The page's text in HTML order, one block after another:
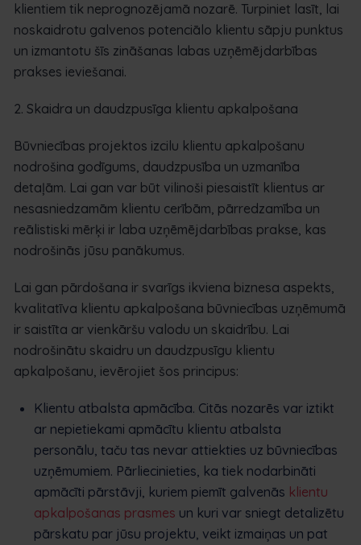
klientiem tik neprognozējamā nozarē. Turpiniet lasīt, lai
noskaidrotu galvenos potenciālo klientu sāpju punktus
un izmantotu šīs zināšanas labas uzņēmējdarbības
prakses ieviešanai.
2. Skaidra un daudzpusīga klientu apkalpošana
Būvniecības projektos izcilu klientu apkalpošanu
nodrošina godīgums, daudzpusība un uzmanība
detaļām. Lai gan var būt vilinoši piesaistīt klientus ar
nesasniedzamām klientu cerībām, pārredzamība un
reālistiski mērķi ir laba uzņēmējdarbības prakse, kas
nodrošinās jūsu panākumus.
Lai gan pārdošana ir svarīgs ikviena biznesa aspekts,
kvalitatīva klientu apkalpošana būvniecības uzņēmumā
ir saistīta ar vienkāršu valodu un skaidrību. Lai
nodrošinātu skaidru un daudzpusīgu klientu
apkalpošanu, ievērojiet šos principus:
Klientu atbalsta apmācība. Citās nozarēs var iztikt
ar nepietiekami apmācītu klientu atbalsta
personālu, taču tas nevar attiekties uz būvniecības
uzņēmumiem. Pārliecinieties, ka tiek nodarbināti
apmācīti pārstāvji, kuriem piemīt galvenās klientu
apkalpošanas prasmes un kuri var sniegt detalizētu
pārskatu par jūsu projektu, veikt izmaiņas un pat